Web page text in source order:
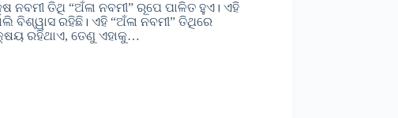
ତିଥି “ଅଁଳା ନବମୀ” ରୂପେ ପାଳିତ ହୁଏ। ଏହି
ବିଶ୍ୱାସ ରହିଛି। ଏହି “ଅଁଳା ନବମୀ” ତିଥିରେ
ରହିଥାଏ, ତେଣୁ ଏହାକୁ…